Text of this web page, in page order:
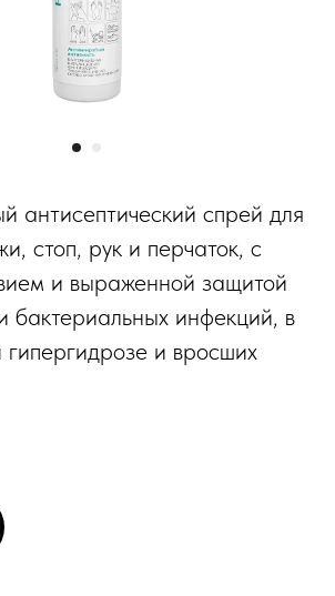
антисептический спрей для
стоп, рук и перчаток, с
и выраженной защитой
бактериальных инфекций, в
гипергидрозе и вросших